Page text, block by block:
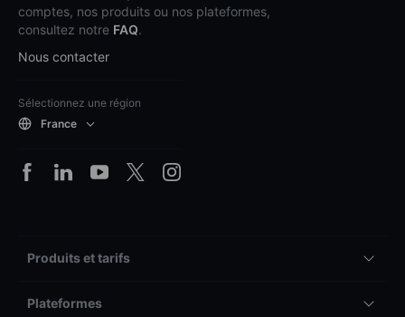
comptes, nos produits ou nos plateformes,
consultez notre FAQ.
Nous contacter
Sélectionnez une région
France
Produits et tarifs
Plateformes